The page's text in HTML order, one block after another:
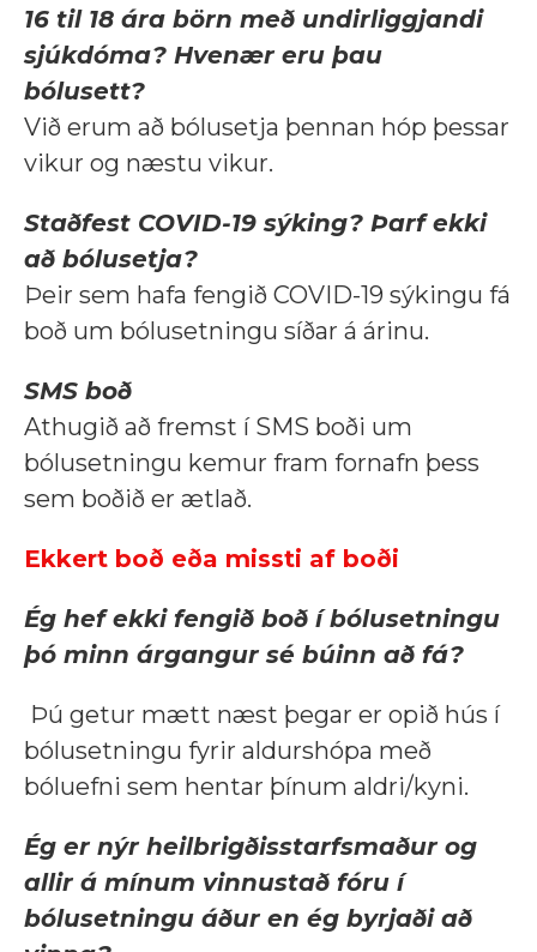
16 til 18 ára börn með undirliggjandi
sjúkdóma? Hvenær eru þau
bólusett?
Við erum að bólusetja þennan hóp þessar
vikur og næstu vikur.
Staðfest COVID-19 sýking? Þarf ekki
að bólusetja?
Þeir sem hafa fengið COVID-19 sýkingu fá
boð um bólusetningu síðar á árinu.
SMS boð
Athugið að fremst í SMS boði um
bólusetningu kemur fram fornafn þess
sem boðið er ætlað.
Ekkert boð eða missti af boði
Ég hef ekki fengið boð í bólusetningu
þó minn árgangur sé búinn að fá?
Þú getur mætt næst þegar er opið hús í
bólusetningu fyrir aldurshópa með
bóluefni sem hentar þínum aldri/kyni.
Ég er nýr heilbrigðisstarfsmaður og
allir á mínum vinnustað fóru í
bólusetningu áður en ég byrjaði að